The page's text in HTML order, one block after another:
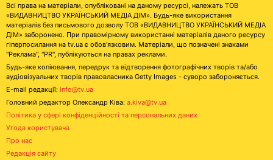
Всі права на матеріали, опубліковані на даному ресурсі, належать ТОВ
«ВИДАВНИЦТВО УКРАЇНСЬКИЙ МЕДІА ДІМ». Будь-яке використання
матеріалів без письмового дозволу ТОВ «ВИДАВНИЦТВО УКРАЇНСЬКИЙ МЕДІА
ДІМ» заборонено. При правомірному використанні матеріалів даного ресурсу
гіперпосилання на tv.ua є обов'язковим. Матеріали, що позначені знаками
"Реклама", "PR", публікуються на правах реклами.
Будь-яке копіювання, передрук та відтворення фотографічних творів та/або
аудіовізуальних творів правовласника Getty Images - суворо забороняється.
E-mail редакції: info@tv.ua
Головний редактор Олександр Ківа: a.kiva@tv.ua
Політика у сфері конфіденційності та персональних даних
Угода користувача
Про нас
Редакція сайту